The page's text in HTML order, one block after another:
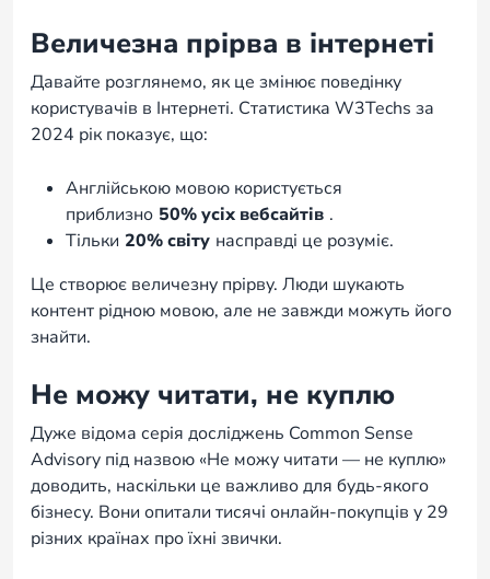
Величезна прірва в інтернеті
Давайте розглянемо, як це змінює поведінку
користувачів в Інтернеті. Статистика W3Techs за
2024 рік показує, що:
Англійською мовою користується
приблизно 50% усіх вебсайтів .
Тільки 20% світу насправді це розуміє.
Це створює величезну прірву. Люди шукають
контент рідною мовою, але не завжди можуть його
знайти.
Не можу читати, не куплю
Дуже відома серія досліджень Common Sense
Advisory під назвою «Не можу читати — не куплю»
доводить, наскільки це важливо для будь-якого
бізнесу. Вони опитали тисячі онлайн-покупців у 29
різних країнах про їхні звички.